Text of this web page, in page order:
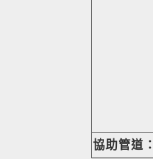
協助管道：